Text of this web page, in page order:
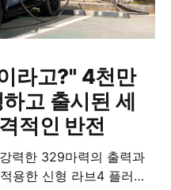
라고?" 4천만
고 출시된 세
적인 반전
력한 329마력의 출력과
용한 신형 라브4 플러그